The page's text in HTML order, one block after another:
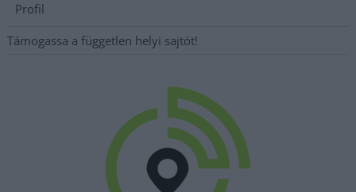
Profil
Támogassa a független helyi sajtót!